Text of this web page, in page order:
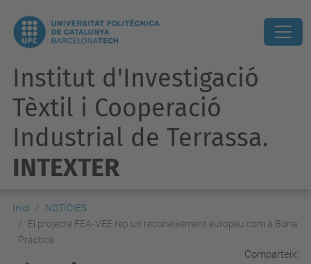
Institut d'Investigació
Tèxtil i Cooperació
Industrial de Terrassa.
INTEXTER
Inici
NOTÍCIES
El projecte FEA‑VEE rep un reconeixement europeu com a Bona
Pràctica
Comparteix: